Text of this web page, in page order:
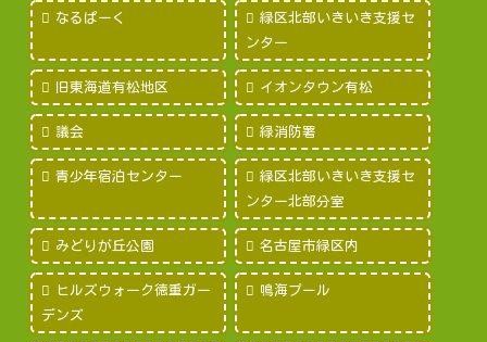
なるぱーく
緑区北部いきいき支援セ
ンター
旧東海道有松地区 イオンタウン有松
議会 緑消防署
青少年宿泊センター
緑区北部いきいき支援セ
ンター北部分室
みどりが丘公園 名古屋市緑区内
ヒルズウォーク徳重ガー
デンズ
鳴海プール